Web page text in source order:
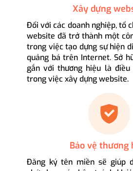
Xây dựng
Đối với các doanh nghiệp, tổ
website đã trở thành một
trong việc tạo dựng sự hiện
quảng bá trên Internet. Sở
gắn với thương hiệu là
trong việc xây dựng website.
Bảo vệ thương
Đăng ký tên miền sẽ giúp